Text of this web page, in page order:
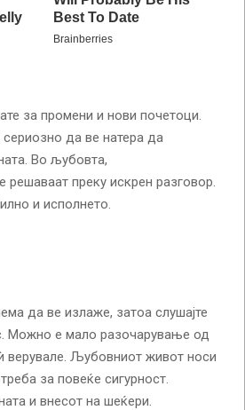
за промени и нови почетоци.
да ве натера да
Во љубовта,
преку искрен разговор.
и исполнето.
да ве излаже, затоа слушајте
Можно е мало разочарување од
верувале. Љубовниот живот носи
за повеќе сигурност.
и внесот на шеќери.